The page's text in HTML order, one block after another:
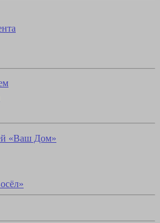
«Ваш Дом»